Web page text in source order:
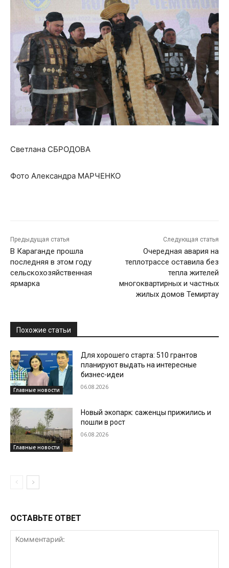
Светлана СБРОДОВА
Фото Александра МАРЧЕНКО
Предыдущая статья
В Караганде прошла
последняя в этом году
сельскохозяйственная
ярмарка
Следующая статья
Очередная авария на
теплотрассе оставила без
тепла жителей
многоквартирных и частных
жилых домов Темиртау
Похожие статьи
Главные новости
Для хорошего старта: 510 грантов
планируют выдать на интересные
бизнес-идеи
06.08.2026
Главные новости
Новый экопарк: саженцы прижились и
пошли в рост
06.08.2026
ОСТАВЬТЕ ОТВЕТ